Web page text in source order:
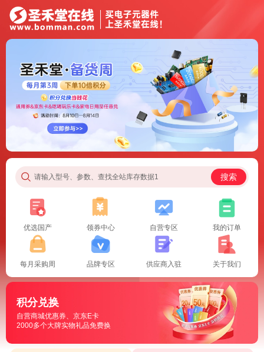
请输入型号、参数、查找全站库存数据1 搜索
优选国产 领券中心 自营专区 我的订单
每月采购周 品牌专区 供应商入驻 关于我们
积分兑换
自营商城优惠券、京东E卡
2000多个大牌实物礼品免费换